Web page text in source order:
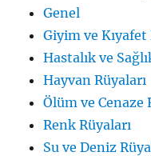
Genel
Giyim ve Kıyafet
Hastalık ve
Hayvan Rüyaları
Ölüm ve Cenaze
Renk Rüyaları
Su ve Deniz